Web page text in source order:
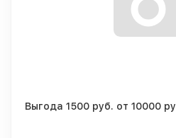
Выгода 1500 руб. от 10000